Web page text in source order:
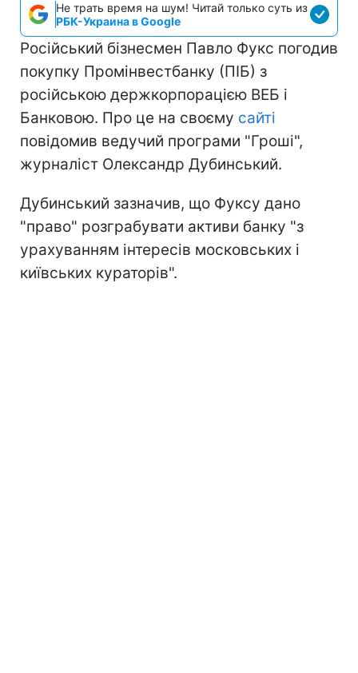
Не трать время на шум! Читай только суть из
РБК-Украина в Google
Російський бізнесмен Павло Фукс погодив
покупку Промінвестбанку (ПІБ) з
російською держкорпорацією ВЕБ і
Банковою. Про це на своєму сайті
повідомив ведучий програми "Гроші",
журналіст Олександр Дубинський.
Дубинський зазначив, що Фуксу дано
"право" розграбувати активи банку "з
урахуванням інтересів московських і
київських кураторів".